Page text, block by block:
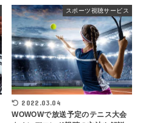
スポーツ視聴サービス
2022.03.04
WOWOWで放送予定のテニス大会